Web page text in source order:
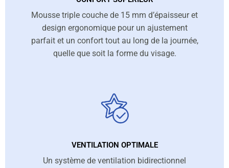
Mousse triple couche de 15 mm d’épaisseur et
design ergonomique pour un ajustement
parfait et un confort tout au long de la journée,
quelle que soit la forme du visage.
VENTILATION OPTIMALE
Un système de ventilation bidirectionnel